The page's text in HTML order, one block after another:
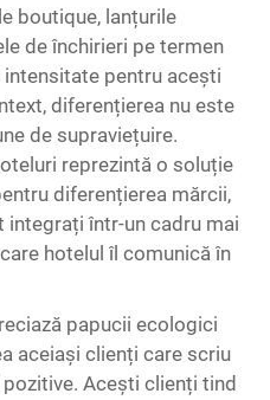
boutique, lanțurile
de închirieri pe termen
pentru acești
diferențierea nu este
de supraviețuire.
reprezintă o soluție
diferențierea mărcii,
integrați într-un cadru mai
hotelul îl comunică în
papucii ecologici
aceiași clienți care scriu
Acești clienți tind